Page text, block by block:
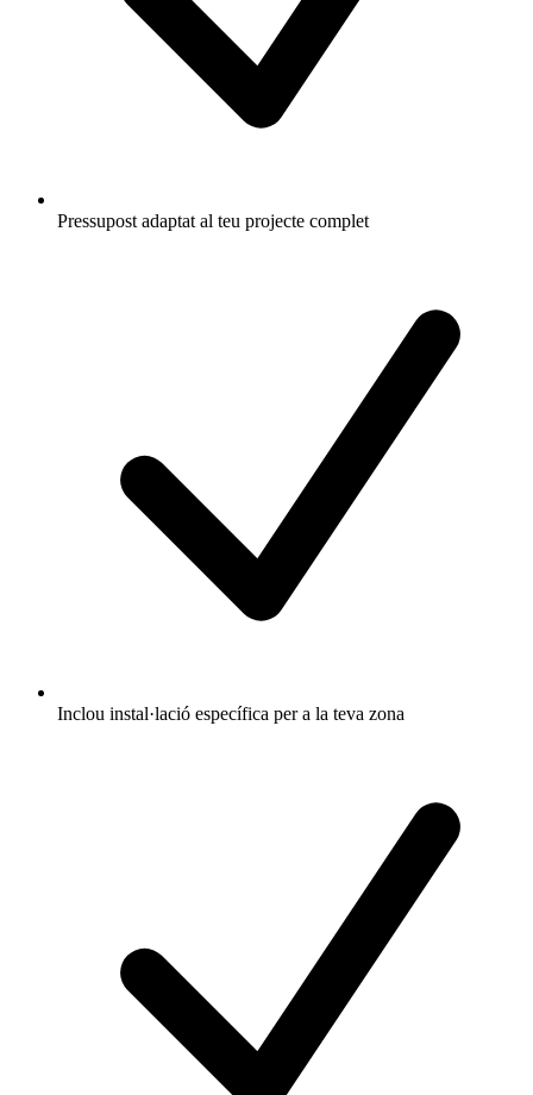
Pressupost adaptat al teu projecte complet
Inclou instal·lació específica per a la teva zona